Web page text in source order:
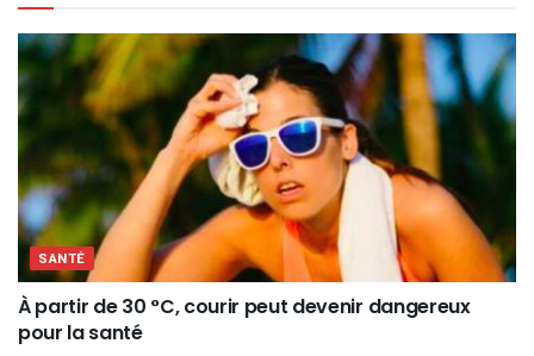
SANTÉ
À partir de 30 °C, courir peut devenir dangereux
pour la santé